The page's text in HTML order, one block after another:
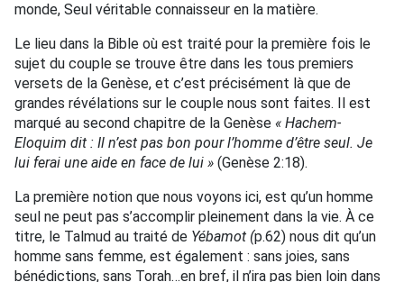
monde, Seul véritable connaisseur en la matière.
Le lieu dans la Bible où est traité pour la première fois le
sujet du couple se trouve être dans les tous premiers
versets de la Genèse, et c’est précisément là que de
grandes révélations sur le couple nous sont faites. Il est
marqué au second chapitre de la Genèse « Hachem-
Eloquim dit : Il n’est pas bon pour l’homme d’être seul. Je
lui ferai une aide en face de lui » (Genèse 2:18).
La première notion que nous voyons ici, est qu’un homme
seul ne peut pas s’accomplir pleinement dans la vie. À ce
titre, le Talmud au traité de Yébamot (p.62) nous dit qu’un
homme sans femme, est également : sans joies, sans
bénédictions, sans Torah…en bref, il n’ira pas bien loin dans